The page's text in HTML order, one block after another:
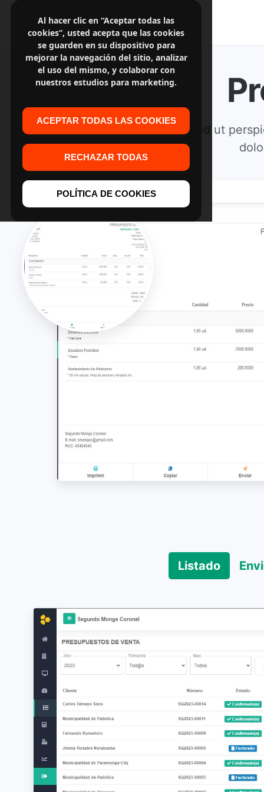
Al hacer clic en “Aceptar todas las
cookies”, usted acepta que las cookies
se guarden en su dispositivo para
mejorar la navegación del sitio, analizar
el uso del mismo, y colaborar con
nuestros estudios para marketing.
ACEPTAR TODAS LAS COOKIES
RECHAZAR TODAS
POLÍTICA DE COOKIES
Sed ut
Listado